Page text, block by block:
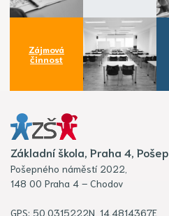
Zájmová
činnost
Základní škola, Praha 4,
Pošepného náměstí 2022,
148 00 Praha 4 – Chodov
GPS: 50.0315222N, 14.4814367E